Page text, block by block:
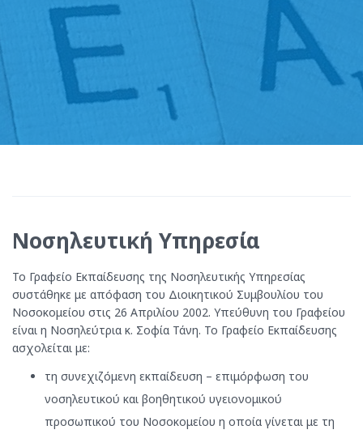
Νοσηλευτική Υπηρεσία
Το Γραφείο Εκπαίδευσης της Νοσηλευτικής Υπηρεσίας
συστάθηκε με απόφαση του Διοικητικού Συμβουλίου του
Νοσοκομείου στις 26 Απριλίου 2002. Υπεύθυνη του Γραφείου
είναι η Νοσηλεύτρια κ. Σοφία Τάνη. Το Γραφείο Εκπαίδευσης
ασχολείται με:
τη συνεχιζόμενη εκπαίδευση – επιμόρφωση του
νοσηλευτικού και βοηθητικού υγειονομικού
προσωπικού του Νοσοκομείου η οποία γίνεται με τη